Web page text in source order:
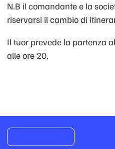
N.B il comandante e la
riservarsi il cambio di
Il tuor prevede la partenza
alle ore 20.